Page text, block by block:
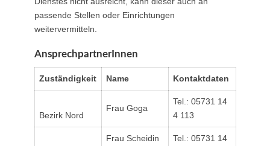
passende Stellen oder Einrichtungen
weitervermitteln.
AnsprechpartnerInnen
Zuständigkeit Name Kontaktdaten
Bezirk Nord
Frau Goga
Tel.: 05731 14
4 113
Frau Scheidin
Tel.: 05731 14